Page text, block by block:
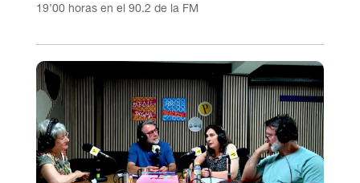
19’00 horas en el 90.2 de la FM